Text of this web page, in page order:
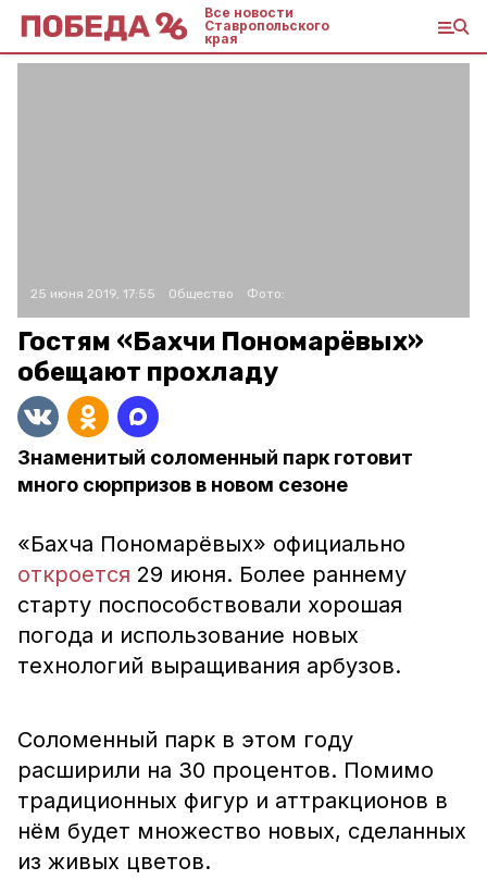
Все новости
Ставропольского
края
25 июня 2019, 17:55 Общество Фото:
Гостям «Бахчи Пономарёвых»
обещают прохладу
Знаменитый соломенный парк готовит
много сюрпризов в новом сезоне
«Бахча Пономарёвых» официально
откроется 29 июня. Более раннему
старту поспособствовали хорошая
погода и использование новых
технологий выращивания арбузов.
Соломенный парк в этом году
расширили на 30 процентов. Помимо
традиционных фигур и аттракционов в
нём будет множество новых, сделанных
из живых цветов.